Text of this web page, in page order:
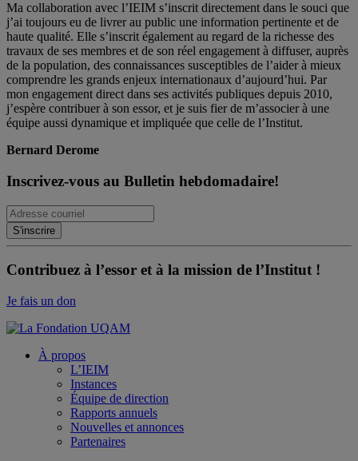
Ma collaboration avec l’IEIM s’inscrit directement dans le souci que
j’ai toujours eu de livrer au public une information pertinente et de
haute qualité. Elle s’inscrit également au regard de la richesse des
travaux de ses membres et de son réel engagement à diffuser, auprès
de la population, des connaissances susceptibles de l’aider à mieux
comprendre les grands enjeux internationaux d’aujourd’hui. Par
mon engagement direct dans ses activités publiques depuis 2010,
j’espère contribuer à son essor, et je suis fier de m’associer à une
équipe aussi dynamique et impliquée que celle de l’Institut.
Bernard Derome
Inscrivez-vous au Bulletin hebdomadaire!
Contribuez à l’essor et à la mission de l’Institut !
Je fais un don
À propos
L’IEIM
Instances
Équipe de direction
Rapports annuels
Nouvelles et annonces
Partenaires